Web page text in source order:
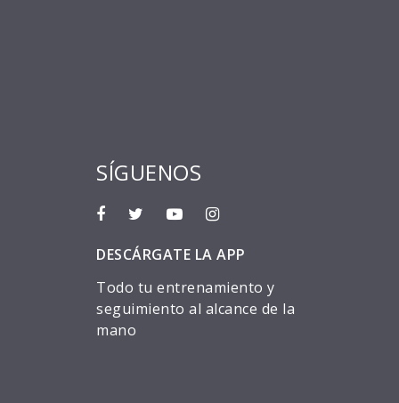
SÍGUENOS
DESCÁRGATE LA APP
Todo tu entrenamiento y
seguimiento al alcance de la
mano